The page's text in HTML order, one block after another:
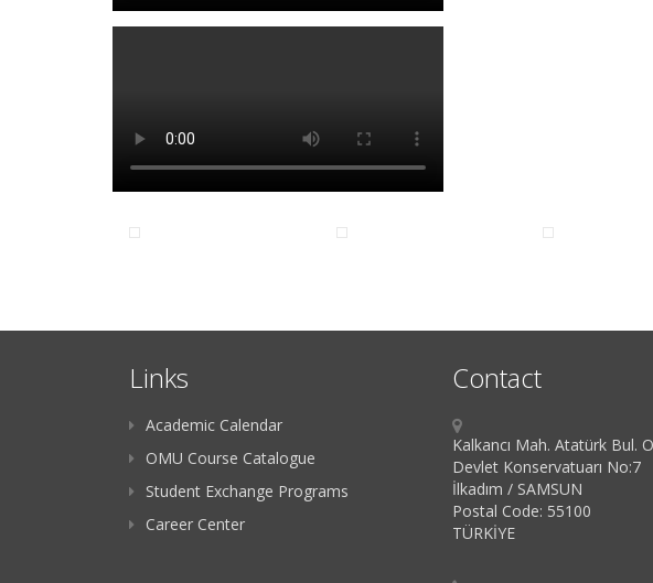
Links
Academic Calendar
OMU Course Catalogue
Student Exchange Programs
Career Center
Contact
Kalkancı Mah. Atatürk Bul.
Devlet Konservatuarı No:7
İlkadım / SAMSUN
Postal Code: 55100
TÜRKİYE